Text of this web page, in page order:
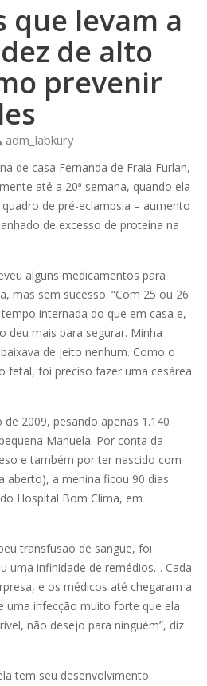
que levam a
de alto
prevenir
adm_labkury
de casa Fernanda de Fraia Furlan,
até a 20ª semana, quando ela
de pré-eclampsia – aumento
de excesso de proteína na
alguns medicamentos para
mas sem sucesso. “Com 25 ou 26
internada do que em casa e,
deu mais para segurar. Minha
de jeito nenhum. Como o
fetal, foi preciso fazer uma cesárea
2009, pesando apenas 1.140
Manuela. Por conta da
e também por ter nascido com
aberto), a menina ficou 90 dias
Hospital Bom Clima, em
transfusão de sangue, foi
uma infinidade de remédios… Cada
e os médicos até chegaram a
uma infecção muito forte que ela
não desejo para ninguém”, diz
tem seu desenvolvimento